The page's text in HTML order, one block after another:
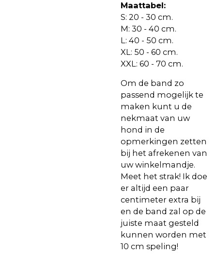
Maattabel:
S: 20 - 30 cm.
M: 30 - 40 cm.
L: 40 - 50 cm.
XL: 50 - 60 cm.
XXL: 60 - 70 cm.
Om de band zo
passend mogelijk te
maken kunt u de
nekmaat van uw
hond in de
opmerkingen zetten
bij het afrekenen van
uw winkelmandje.
Meet het strak! Ik doe
er altijd een paar
centimeter extra bij
en de band zal op de
juiste maat gesteld
kunnen worden met
10 cm speling!